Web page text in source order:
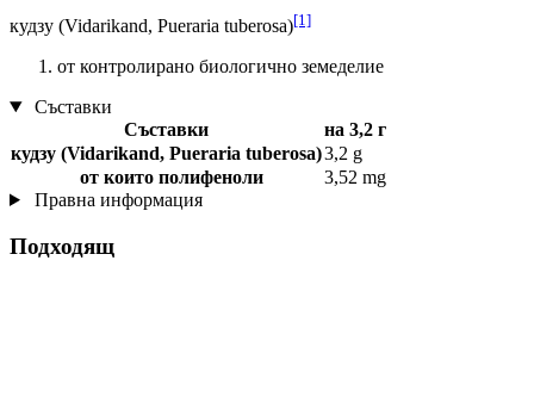
кудзу (Vidarikand, Pueraria tuberosa)[1]
от контролирано биологично земеделие
Съставки
Съставки
на 3,2 г
кудзу (Vidarikand, Pueraria tuberosa)3,2 g
от които полифеноли
3,52 mg
Правна информация
Подходящ